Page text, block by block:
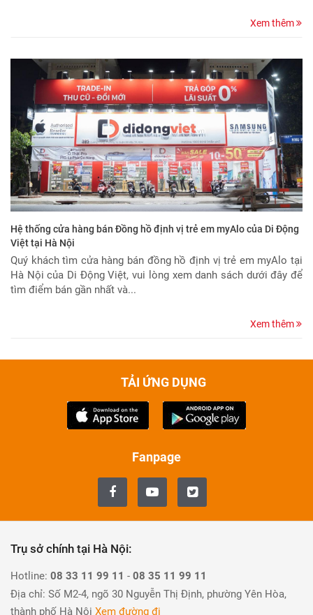
Xem thêm
Hệ thống cửa hàng bán Đồng hồ định vị trẻ em myAlo của Di Động
Việt tại Hà Nội
Quý khách tìm cửa hàng bán đồng hồ định vị trẻ em myAlo tại
Hà Nội của Di Động Việt, vui lòng xem danh sách dưới đây để
tìm điểm bán gần nhất và...
Xem thêm
TẢI ỨNG DỤNG
Fanpage
Trụ sở chính tại Hà Nội:
Hotline: 08 33 11 99 11 - 08 35 11 99 11
Địa chỉ: Số M2-4, ngõ 30 Nguyễn Thị Định, phường Yên Hòa,
thành phố Hà Nội Xem đường đi